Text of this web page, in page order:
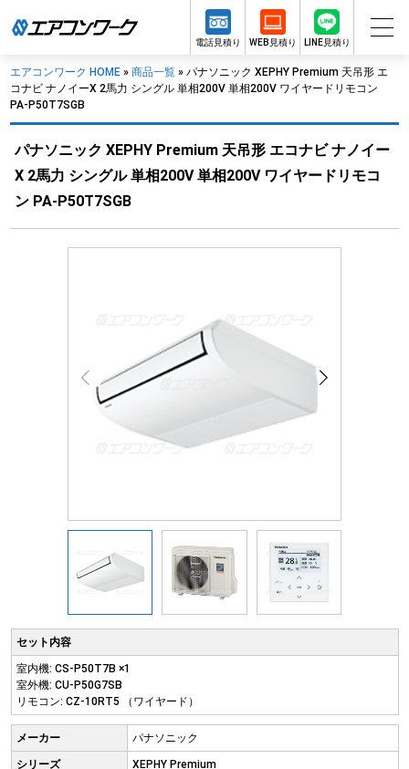
電話見積り WEB見積り LINE見積り
エアコンワーク HOME » 商品一覧 » パナソニック XEPHY Premium 天吊形 エ
コナビ ナノイーX 2馬力 シングル 単相200V 単相200V ワイヤードリモコン
PA-P50T7SGB
パナソニック XEPHY Premium 天吊形 エコナビ ナノイー
X 2馬力 シングル 単相200V 単相200V ワイヤードリモコ
ン PA-P50T7SGB
セット内容
室内機: CS-P50T7B ×1
室外機: CU-P50G7SB
リモコン: CZ-10RT5 （ワイヤード）
メーカー パナソニック
シリーズ XEPHY Premium